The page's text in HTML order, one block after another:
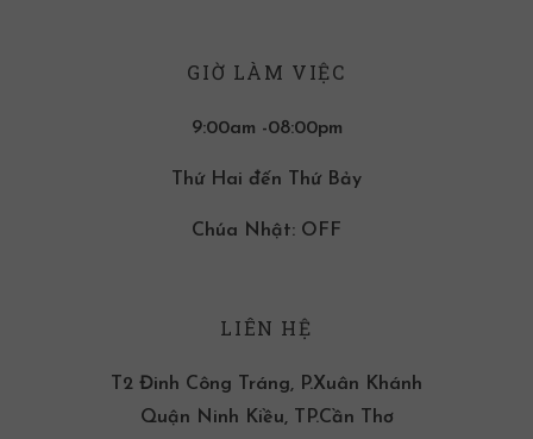
GIỜ LÀM VIỆC
9:00am -08:00pm
Thứ Hai đến Thứ Bảy
Chúa Nhật: OFF
LIÊN HỆ
T2 Đinh Công Tráng, P.Xuân Khánh
Quận Ninh Kiều, TP.Cần Thơ